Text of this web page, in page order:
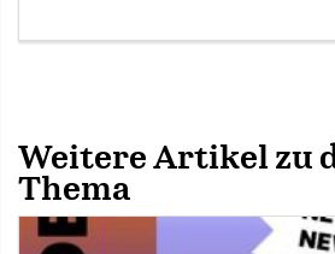
Weitere Artikel zu
Thema